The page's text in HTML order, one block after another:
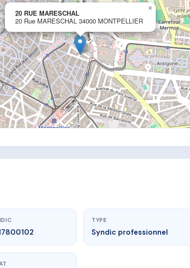
AC6613897
MONTPELLIER
20 RUE MARESCHAL
20 Rue MARESCHAL 34000 MONTPELLIER
×
TYPE
Syndic professionnel